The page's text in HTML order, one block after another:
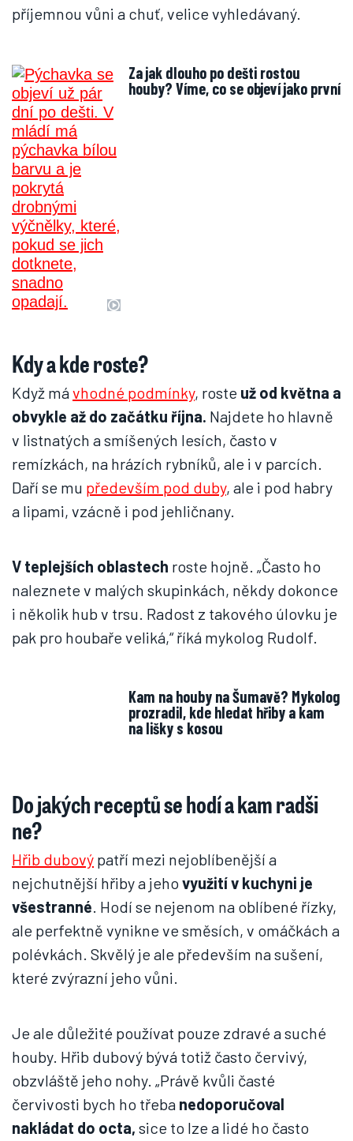
příjemnou vůni a chuť, velice vyhledávaný.
Za jak dlouho po dešti rostou
houby? Víme, co se objeví jako první
Kdy a kde roste?
Když mávhodné podmínky, roste už od května a
obvykle až do začátku října. Najdete ho hlavně
v listnatých a smíšených lesích, často v
remízkách, na hrázích rybníků, ale i v parcích.
Daří se mu především pod duby, ale i pod habry
a lipami, vzácně i pod jehličnany.
V teplejších oblastech roste hojně. „Často ho
naleznete v malých skupinkách, někdy dokonce
i několik hub v trsu. Radost z takového úlovku je
pak pro houbaře veliká,“ říká mykolog Rudolf.
Kam na houby na Šumavě? Mykolog
prozradil, kde hledat hřiby a kam
na lišky s kosou
Do jakých receptů se hodí a kam radši
ne?
Hřib dubový patří mezi nejoblíbenější a
nejchutnější hřiby a jeho využití v kuchyni je
všestranné. Hodí se nejenom na oblíbené řízky,
ale perfektně vynikne ve směsích, v omáčkách a
polévkách. Skvělý je ale především na sušení,
které zvýrazní jeho vůni.
Je ale důležité používat pouze zdravé a suché
houby. Hřib dubový bývá totiž často červivý,
obzvláště jeho nohy. „Právě kvůli časté
červivosti bych ho třeba nedoporučoval
nakládat do octa, sice to lze a lidé ho často